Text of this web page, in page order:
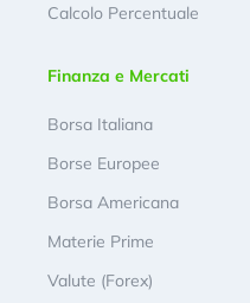
Calcolo Percentuale
Finanza e Mercati
Borsa Italiana
Borse Europee
Borsa Americana
Materie Prime
Valute (Forex)